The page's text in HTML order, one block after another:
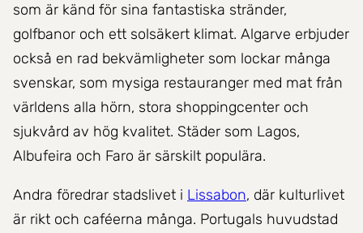
som är känd för sina fantastiska stränder,
golfbanor och ett solsäkert klimat. Algarve erbjuder
också en rad bekvämligheter som lockar många
svenskar, som mysiga restauranger med mat från
världens alla hörn, stora shoppingcenter och
sjukvård av hög kvalitet. Städer som Lagos,
Albufeira och Faro är särskilt populära.
Andra föredrar stadslivet i Lissabon, där kulturlivet
är rikt och caféerna många. Portugals huvudstad